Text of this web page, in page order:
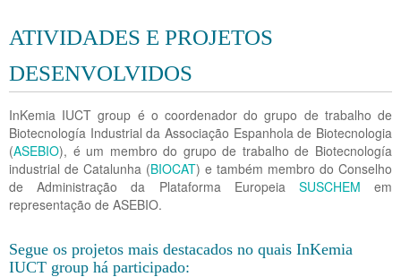
ATIVIDADES E PROJETOS
DESENVOLVIDOS
InKemia IUCT group é o coordenador do grupo de trabalho de
Biotecnología Industrial da Associação Espanhola de Biotecnologia
(ASEBIO), é um membro do grupo de trabalho de Biotecnología
industrial de Catalunha (BIOCAT) e também membro do Conselho
de Administração da Plataforma Europeia SUSCHEMem
representação de ASEBIO.
Segue os projetos mais destacados no quais InKemia
IUCT group há participado: